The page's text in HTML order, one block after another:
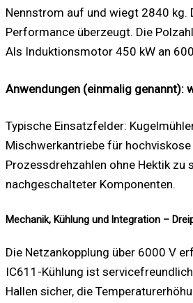
Nennstrom auf und wiegt 2840 kg.
Performance überzeugt. Die
Als Induktionsmotor 450 kW an
Anwendungen (einmalig genannt):
Typische Einsatzfelder:
Mischwerkantriebe für
Prozessdrehzahlen ohne Hektik
nachgeschalteter Komponenten.
Mechanik, Kühlung und Integration –
Die Netzankopplung über 6000 V
IC611-Kühlung ist
Hallen sicher, die